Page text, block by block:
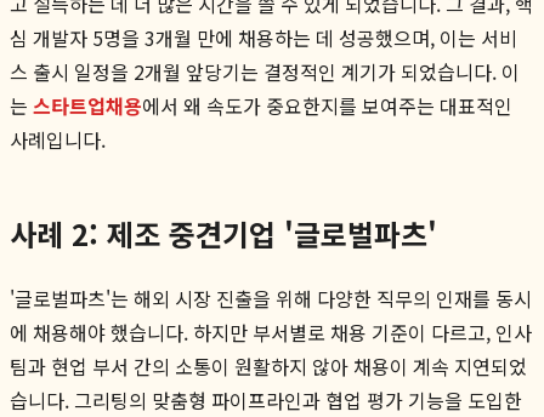
심 개발자 5명을 3개월 만에 채용하는 데 성공했으며, 이는 서비
스 출시 일정을 2개월 앞당기는 결정적인 계기가 되었습니다. 이
는 스타트업채용에서 왜 속도가 중요한지를 보여주는 대표적인
사례입니다.
사례 2: 제조 중견기업 '글로벌파츠'
'글로벌파츠'는 해외 시장 진출을 위해 다양한 직무의 인재를 동시
에 채용해야 했습니다. 하지만 부서별로 채용 기준이 다르고, 인사
팀과 현업 부서 간의 소통이 원활하지 않아 채용이 계속 지연되었
습니다. 그리팅의 맞춤형 파이프라인과 협업 평가 기능을 도입한